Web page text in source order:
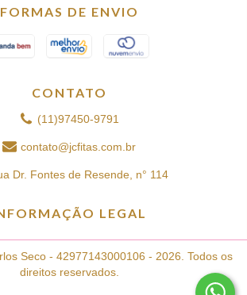
FORMAS DE ENVIO
CONTATO
(11)97450-9791
contato@jcfitas.com.br
Dr. Fontes de Resende, n° 114
LEGAL
Seco - 42977143000106 - 2026. Todos os
direitos reservados.